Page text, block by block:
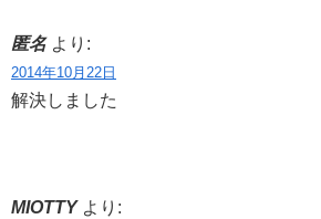
匿名 より:
2014年10月22日
解決しました
MIOTTY より: